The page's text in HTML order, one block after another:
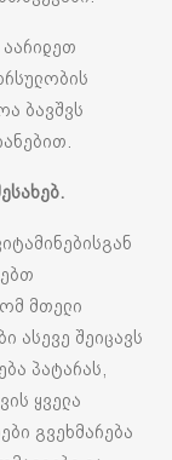
ბავშვს
მთელი
ასევე შეიცავს
პატარას,
ყველა
გვეხმარება